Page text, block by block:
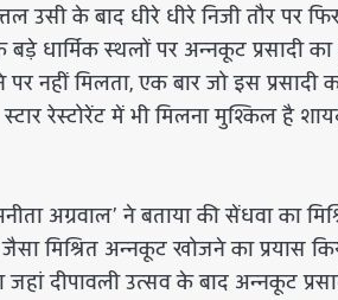
उसी के बाद धीरे धीरे निजी तौर पर
धार्मिक स्थलों पर अन्नकूट प्रसादी
नहीं मिलता, एक बार जो इस
रेस्टोरेंट में भी मिलना मुश्किल है
अग्रवाल’ ने बताया की सेंधवा का
मिश्रित अन्नकूट खोजने का प्रयास
दीपावली उत्सव के बाद अन्नकूट